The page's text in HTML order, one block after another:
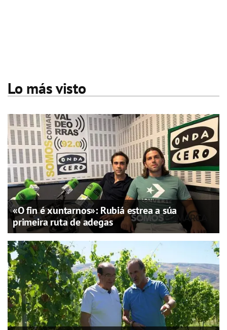
Lo más visto
«O fin é xuntarnos»: Rubiá estrea a súa
primeira ruta de adegas